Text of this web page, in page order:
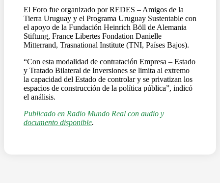
El Foro fue organizado por REDES – Amigos de la
Tierra Uruguay y el Programa Uruguay Sustentable con
el apoyo de la Fundación Heinrich Böll de Alemania
Stiftung, France Libertes Fondation Danielle
Mitterrand, Trasnational Institute (TNI, Países Bajos).
“Con esta modalidad de contratación Empresa – Estado
y Tratado Bilateral de Inversiones se limita al extremo
la capacidad del Estado de controlar y se privatizan los
espacios de construcción de la política pública”, indicó
el análisis.
Publicado en Radio Mundo Real con audio y
documento disponible.